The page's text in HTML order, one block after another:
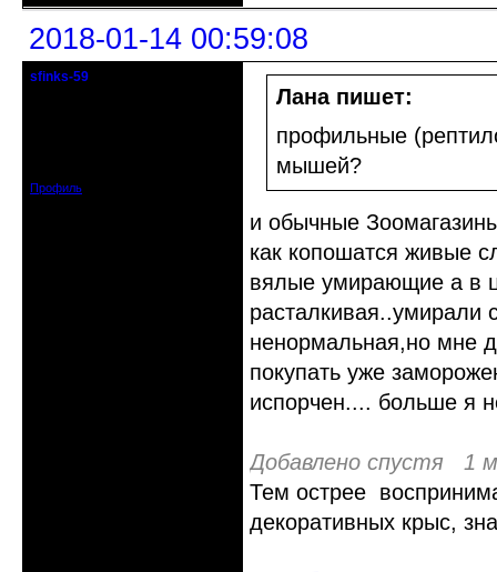
2018-01-14 00:59:08
sfinks-59
Профиль
Лана пишет:
профильные
мышей?
и обычные
как копошатся живые
вялые умирающие а в
ненормальная,но мне
покупать уже
испорчен.... больше я
Добавлено спустя 1
Тем острее
декоративных крыс,